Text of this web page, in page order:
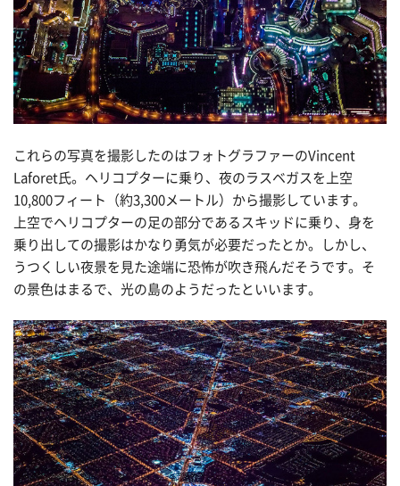
これらの写真を撮影したのはフォトグラファーのVincent
Laforet氏。ヘリコプターに乗り、夜のラスベガスを上空
10,800フィート（約3,300メートル）から撮影しています。
上空でヘリコプターの足の部分であるスキッドに乗り、身を
乗り出しての撮影はかなり勇気が必要だったとか。しかし、
うつくしい夜景を見た途端に恐怖が吹き飛んだそうです。そ
の景色はまるで、光の島のようだったといいます。